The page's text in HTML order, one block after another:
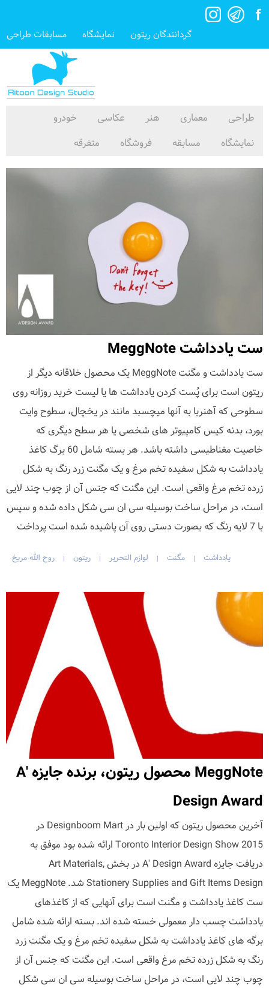
گردانندگان ریتون نمایشگاه مسابقات طراحی
طراحی معماری هنر عکاسی
خودرو
نمایشگاه
مسابقه فروشگاه متفرقه
ست یادداشت MeggNote
ست یادداشت و مگنت MeggNote یک محصول خلاقانه دیگر از
ریتون است برای پُست کردن یادداشت ها یا لیست خرید روزانه روی
سطوحی که آهنربا به آنها میچسبد مانند در یخچال، سطوح وایت
بورد، بدنه کیس کامپیوتر های شخصی یا هر سطح دیگری که
خاصیت مغناطیسی داشته باشد. هر بسته شامل 60 برگ کاغذ
یادداشت به شکل سفیده تخم مرغ و یک مگنت زرد رنگ به شکل
زرده تخم مرغ واقعی است. این مگنت که جنس آن از چوب چند لایی
است، در مراحل ساخت بوسیله سی ان سی شکل داده شده و سپس
با 7 لایه رنگ که بصورت دستی روی آن پاشیده شده است پرداخت
یادداشت | مگنت | لوازم التحریر | ریتون | روح الله مریخ
MeggNote محصول ریتون، برنده جایزه A'
Design Award
آخرین محصول ریتون که اولین بار در Designboom Mart در
Toronto Interior Design Show 2015 ارائه شده بود موفق به
دریافت جایزه A' Design Award در بخش Art Materials,
Stationery Supplies and Gift Items Design شد. MeggNote یک
ست کاغذ یادداشت و مگنت است برای آنهایی که از کاغذهای
یادداشت چسب دار معمولی خسته شده اند. بسته ارائه شده شامل
برگه های کاغذ یادداشت به شکل سفیده تخم مرغ و یک مگنت زرد
رنگ به شکل زرده تخم مرغ واقعی است. این مگنت که جنس آن از
چوب چند لایی است، در مراحل ساخت بوسیله سی ان سی شکل